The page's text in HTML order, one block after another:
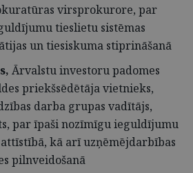
virsprokurore, par
tieslietu sistēmas
un tiesiskuma stiprināšanā
Ārvalstu investoru padomes
priekšsēdētāja vietnieks,
darba grupas vadītājs,
par īpaši nozīmīgu ieguldījumu
kā arī uzņēmējdarbības
pilnveidošanā